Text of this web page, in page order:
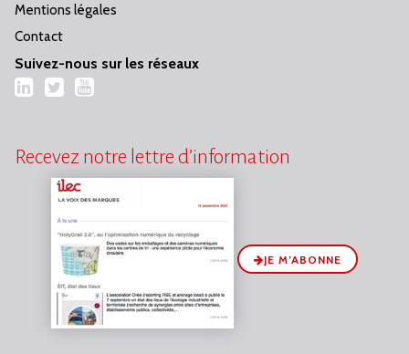
Mentions légales
Contact
Suivez-nous sur les réseaux
LinkedIn
TwitterYouTube
Recevez notre lettre d’information
JE M’ABONNE